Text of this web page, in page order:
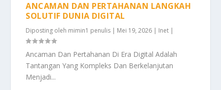
ANCAMAN DAN PERTAHANAN LANGKAH
SOLUTIF DUNIA DIGITAL
Diposting oleh mimin1 penulis | Mei 19, 2026 | Inet |
Ancaman Dan Pertahanan Di Era Digital Adalah
Tantangan Yang Kompleks Dan Berkelanjutan
Menjadi...